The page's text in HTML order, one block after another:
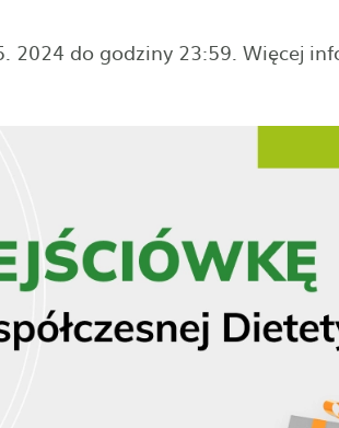
2024 do godziny 23:59. Więcej